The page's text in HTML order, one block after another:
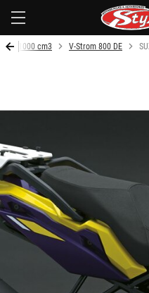
do 1000 cm3 V-Strom 800 DE